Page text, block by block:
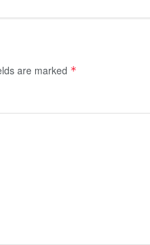
are marked *